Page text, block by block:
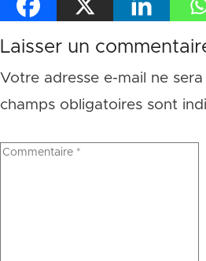
Laisser un
Votre adresse e-mail ne
champs obligatoires sont